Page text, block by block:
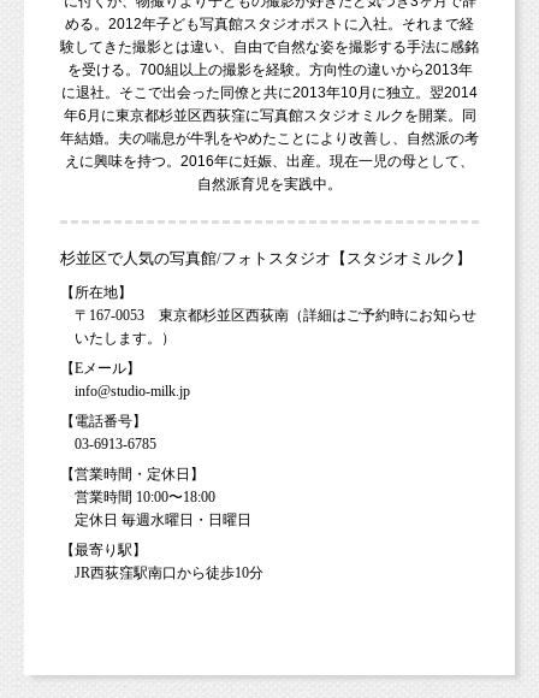
める。2012年子ども写真館スタジオポストに入社。それまで経
験してきた撮影とは違い、自由で自然な姿を撮影する手法に感銘
を受ける。700組以上の撮影を経験。方向性の違いから2013年
に退社。そこで出会った同僚と共に2013年10月に独立。翌2014
年6月に東京都杉並区西荻窪に写真館スタジオミルクを開業。同
年結婚。夫の喘息が牛乳をやめたことにより改善し、自然派の考
えに興味を持つ。2016年に妊娠、出産。現在一児の母として、
自然派育児を実践中。
杉並区で人気の写真館/フォトスタジオ【スタジオミルク】
【所在地】
〒167-0053 東京都杉並区西荻南（詳細はご予約時にお知らせ
いたします。）
【Eメール】
info@studio-milk.jp
【電話番号】
03-6913-6785
【営業時間・定休日】
営業時間 10:00〜18:00
定休日 毎週水曜日・日曜日
【最寄り駅】
JR西荻窪駅南口から徒歩10分